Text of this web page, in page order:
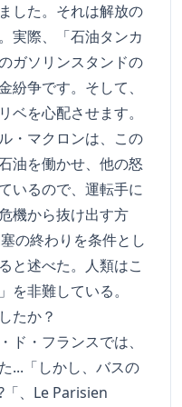
した。それは解放の
実際、「石油タンカ
ガソリンスタンドの
紛争です。そして、
ベを心配させます。
・マクロンは、この
油を働かせ、他の怒
いるので、運転手に
機から抜け出す方
の終わりを条件とし
と述べた。人類はこ
を非難している。
たか？
ド・フランスでは、
...「しかし、バスの
「、Le Parisien